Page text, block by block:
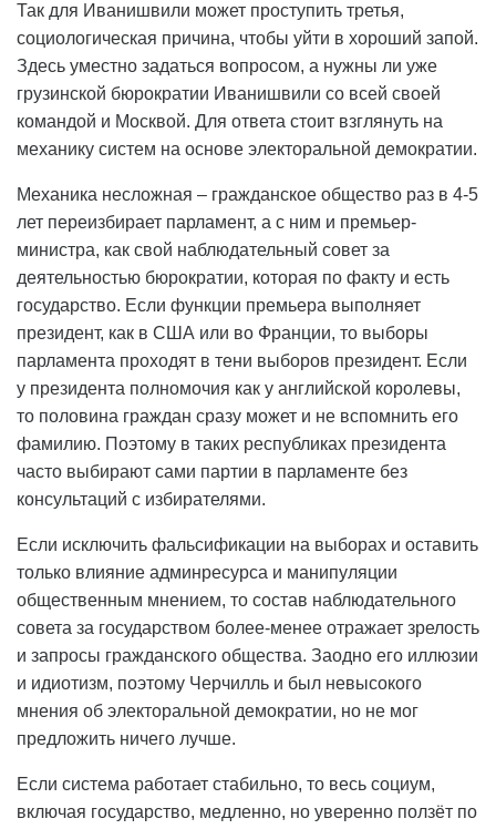
Так для Иванишвили может проступить третья,
социологическая причина, чтобы уйти в хороший запой.
Здесь уместно задаться вопросом, а нужны ли уже
грузинской бюрократии Иванишвили со всей своей
командой и Москвой. Для ответа стоит взглянуть на
механику систем на основе электоральной демократии.
Механика несложная – гражданское общество раз в 4-5
лет переизбирает парламент, а с ним и премьер-
министра, как свой наблюдательный совет за
деятельностью бюрократии, которая по факту и есть
государство. Если функции премьера выполняет
президент, как в США или во Франции, то выборы
парламента проходят в тени выборов президент. Если
у президента полномочия как у английской королевы,
то половина граждан сразу может и не вспомнить его
фамилию. Поэтому в таких республиках президента
часто выбирают сами партии в парламенте без
консультаций с избирателями.
Если исключить фальсификации на выборах и оставить
только влияние админресурса и манипуляции
общественным мнением, то состав наблюдательного
совета за государством более-менее отражает зрелость
и запросы гражданского общества. Заодно его иллюзии
и идиотизм, поэтому Черчилль и был невысокого
мнения об электоральной демократии, но не мог
предложить ничего лучше.
Если система работает стабильно, то весь социум,
включая государство, медленно, но уверенно ползёт по